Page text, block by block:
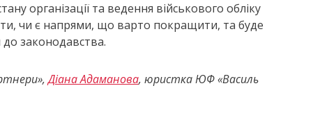
організації та ведення військового обліку
чи є напрями, що варто покращити, та буде
законодавства.
Діана Адаманова, юристка ЮФ «Василь